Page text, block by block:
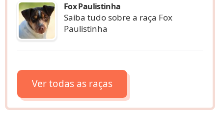
Fox Paulistinha
Saiba tudo sobre a raça Fox
Paulistinha
Ver todas as raças